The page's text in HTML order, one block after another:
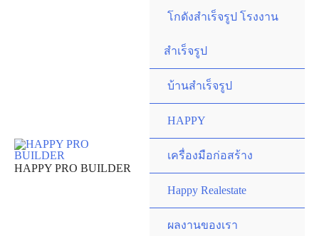
HAPPY PRO BUILDER
โกดังสำเร็จรูป โรงงาน
สำเร็จรูป
บ้านสำเร็จรูป
HAPPY
เครื่องมือก่อสร้าง
Happy Realestate
ผลงานของเรา